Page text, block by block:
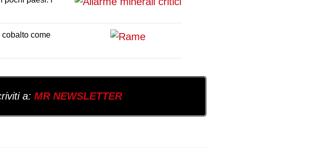
cobalto come
a: MR NEWSLETTER